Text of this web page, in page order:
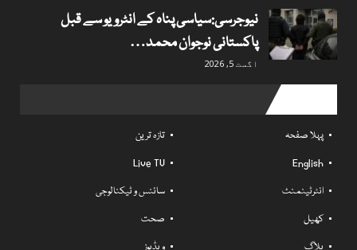
نیوجرسی:سیاسی پناہ کے انٹرویو سے قبل
پاکستانی نوجوان محمد…
اگست 5, 2026
پہلا صفحہ
تازہ ترین
English
Live TV
انٹرٹینمنٹ
سائنس و ٹیکنالوجی
کھیل
صحت